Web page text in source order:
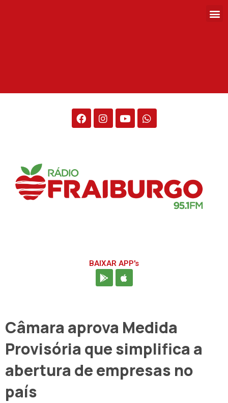
BAIXAR APP's
Câmara aprova Medida
Provisória que simplifica a
abertura de empresas no
país